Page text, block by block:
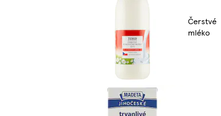
Čerstvé
mléko